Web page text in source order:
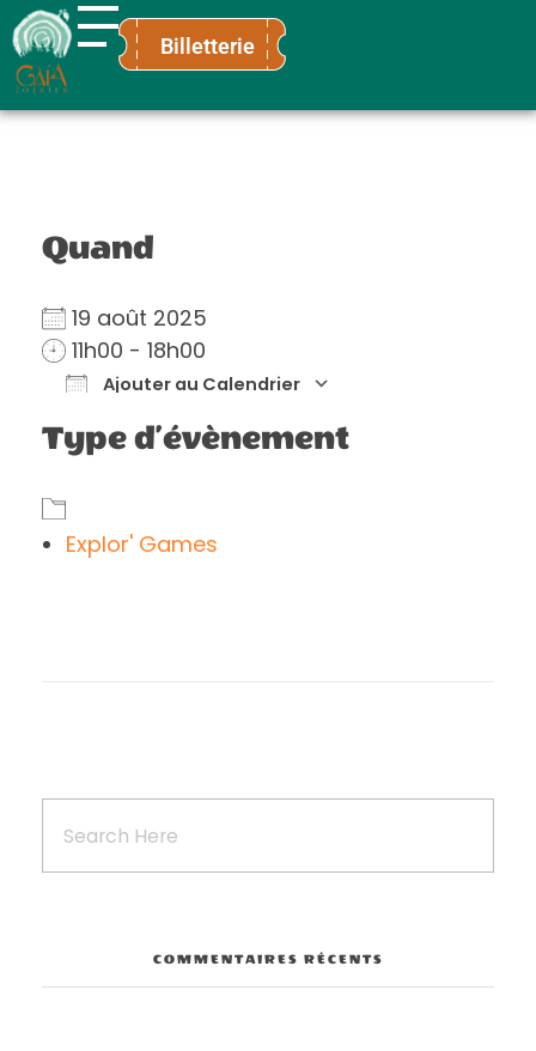
Gaïa Loisirs
Terre ludique et innovante pour tous
Billetterie
Quand
19 août 2025
11h00 - 18h00
Ajouter au Calendrier
Télécharger ICS
Type d’évènement
Explor' Games
COMMENTAIRES RÉCENTS